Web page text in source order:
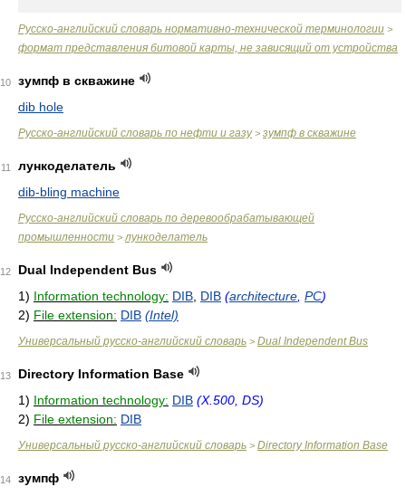
Русско-английский словарь нормативно-технической терминологии >
формат представления битовой карты, не зависящий от устройства
10
зумпф в скважине
dib hole
Русско-английский словарь по нефти и газу> зумпф в скважине
11
лункоделатель
dib-bling machine
Русско-английский словарь по деревообрабатывающей
промышленности > лункоделатель
12
Dual Independent Bus
1) Information technology: DIB DIB (architecture PC)
2) File extension: DIB (Intel)
Универсальный русско-английский словарь > Dual Independent Bus
13
Directory Information Base
1) Information technology: DIB (X.500, DS)
2) File extension: DIB
Универсальный русско-английский словарь > Directory Information Base
14
зумпф